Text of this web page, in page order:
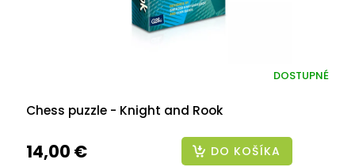
Chess puzzle - Knight and Rook
DOSTUPNÉ
14,00 € DO KOŠÍKA